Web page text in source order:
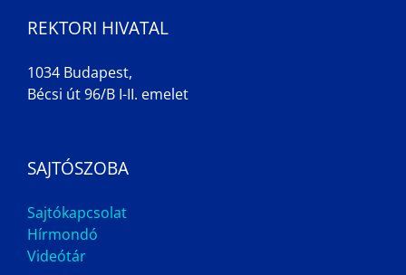
REKTORI HIVATAL
1034 Budapest,
Bécsi út 96/B I-II. emelet
SAJTÓSZOBA
Sajtókapcsolat
Hírmondó
Videótár